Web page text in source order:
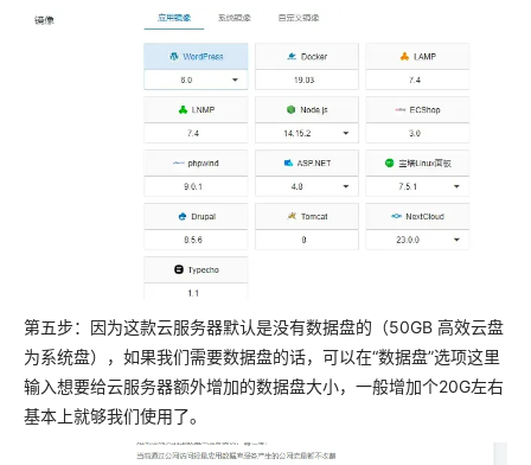
第五步：因为这款云服务器默认是没有数据盘的（50GB 高效云盘
为系统盘），如果我们需要数据盘的话，可以在“数据盘”选项这里
输入想要给云服务器额外增加的数据盘大小，一般增加个20G左右
基本上就够我们使用了。